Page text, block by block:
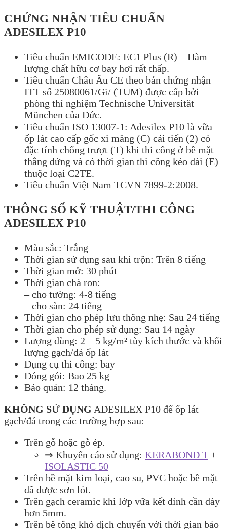
CHỨNG NHẬN TIÊU CHUẨN
ADESILEX P10
Tiêu chuẩn EMICODE: EC1 Plus (R) – Hàm
lượng chất hữu cơ bay hơi rất thấp.
Tiêu chuẩn Châu Âu CE theo bản chứng nhận
ITT số 25080061/Gi/ (TUM) được cấp bởi
phòng thí nghiệm Technische Universität
München của Đức.
Tiêu chuẩn ISO 13007-1: Adesilex P10 là vữa
ốp lát cao cấp gốc xi măng (C) cải tiến (2) có
đặc tính chống trượt (T) khi thi công ở bề mặt
thẳng đứng và có thời gian thi công kéo dài (E)
thuộc loại C2TE.
Tiêu chuẩn Việt Nam TCVN 7899-2:2008.
THÔNG SỐ KỸ THUẬT/THI CÔNG
ADESILEX P10
Màu sắc: Trắng
Thời gian sử dụng sau khi trộn: Trên 8 tiếng
Thời gian mở: 30 phút
Thời gian chà ron:
– cho tường: 4-8 tiếng
– cho sàn: 24 tiếng
Thời gian cho phép lưu thông nhẹ: Sau 24 tiếng
Thời gian cho phép sử dụng: Sau 14 ngày
Lượng dùng: 2 – 5 kg/m² tùy kích thước và khối
lượng gạch/đá ốp lát
Dụng cụ thi công: bay
Đóng gói: Bao 25 kg
Bảo quản: 12 tháng.
KHÔNG SỬ DỤNG ADESILEX P10 để ốp lát
gạch/đá trong các trường hợp sau:
Trên gỗ hoặc gỗ ép.
⇒ Khuyến cáo sử dụng: KERABOND T +
ISOLASTIC 50
Trên bề mặt kim loại, cao su, PVC hoặc bề mặt
đã được sơn lót.
Trên gạch ceramic khi lớp vữa kết dính cần dày
hơn 5mm.
Trên bê tông khó dịch chuyển với thời gian bảo